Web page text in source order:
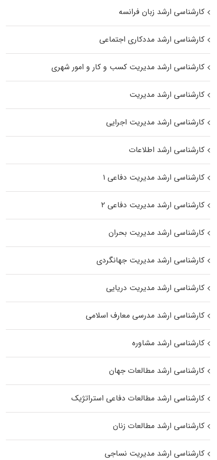
کارشناسی ارشد زبان فرانسه
کارشناسی ارشد مددکاری اجتماعی
کارشناسی ارشد مدیریت کسب و کار و امور شهری
کارشناسی ارشد مدیریت
کارشناسی ارشد مدیریت اجرایی
کارشناسی ارشد اطلاعات
کارشناسی ارشد مدیریت دفاعی ۱
کارشناسی ارشد مدیریت دفاعی ۲
کارشناسی ارشد مدیریت بحران
کارشناسی ارشد مدیریت جهانگردی
کارشناسی ارشد مدیریت دریایی
کارشناسی ارشد مدرسی معارف اسلامی
کارشناسی ارشد مشاوره
کارشناسی ارشد مطالعات جهان
کارشناسی ارشد مطالعات دفاعی استراتژیک
کارشناسی ارشد مطالعات زنان
کارشناسی ارشد مدیریت نساجی